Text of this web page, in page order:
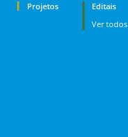
Projetos
Editais
Ver todos